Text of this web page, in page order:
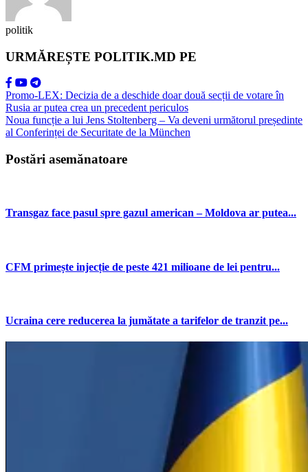
politik
URMĂREȘTE POLITIK.MD PE
Promo-LEX: Decizia de a deschide doar două secții de votare în
Rusia ar putea crea un precedent periculos
Noua funcție a lui Jens Stoltenberg – Va deveni următorul președinte
al Conferinței de Securitate de la München
Postări asemănatoare
Transgaz face pasul spre gazul american – Moldova ar putea...
CFM primește injecție de peste 421 milioane de lei pentru...
Ucraina cere reducerea la jumătate a tarifelor de tranzit pe...